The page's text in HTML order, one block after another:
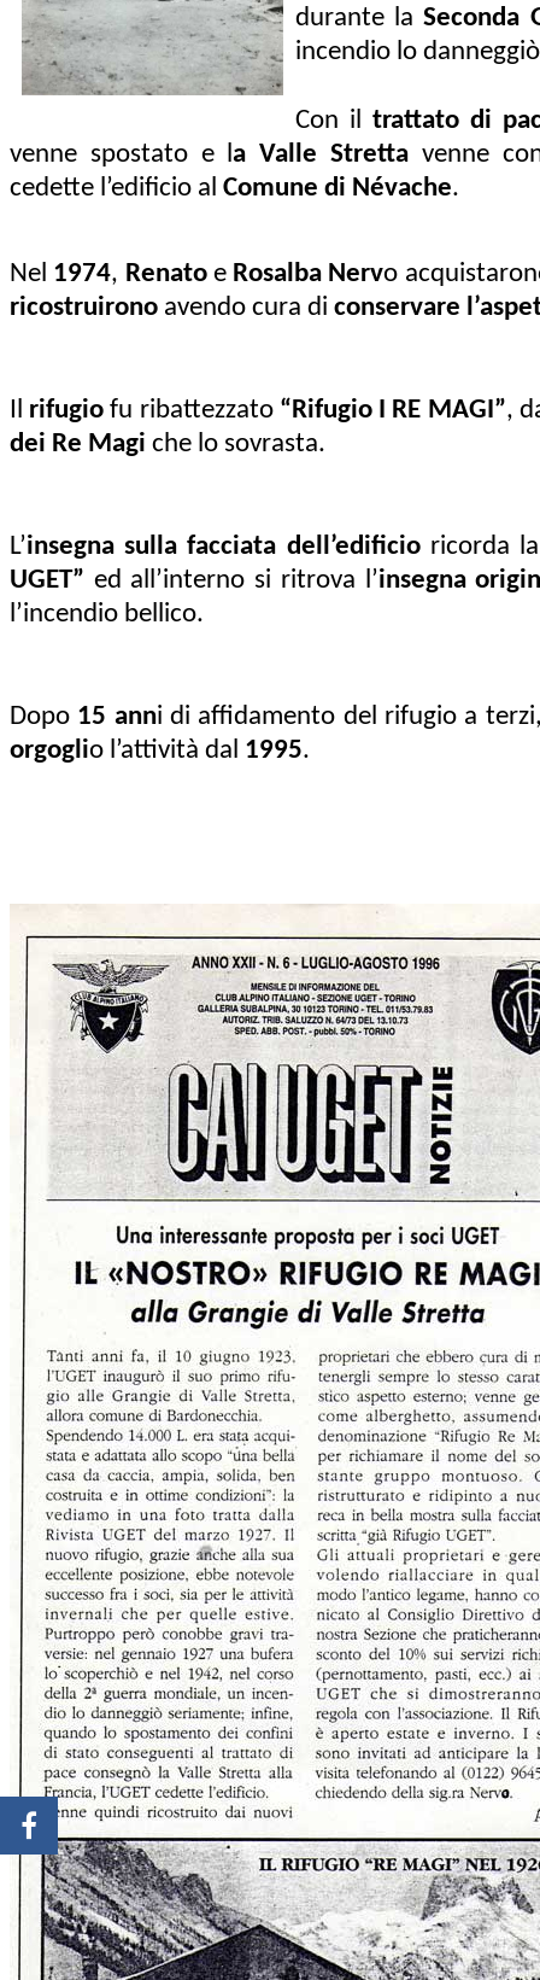
durante laSeconda
incendio lo
Con il trattato di
venne spostato e la Valle Strettavenne
cedette l’edificio al Comune di Névache.
Nel 1974, Renatoe Rosalba Nervo
ricostruirono avendo cura di conservare
Il rifugio fu ribattezzato “Rifugio I RE MAGI”,
dei Re Magi che lo sovrasta.
L’insegna sulla facciata dell’edificioricorda
UGET” ed all’interno si ritrova l’insegna
l’incendio bellico.
Dopo 15 anni di affidamento del rifugio a
orgoglio l’attività dal 1995.